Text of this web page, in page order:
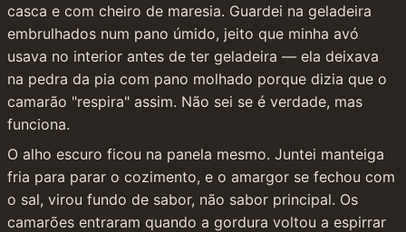
casca e com cheiro de maresia. Guardei na geladeira
embrulhados num pano úmido, jeito que minha avó
usava no interior antes de ter geladeira — ela deixava
na pedra da pia com pano molhado porque dizia que o
camarão "respira" assim. Não sei se é verdade, mas
funciona.
O alho escuro ficou na panela mesmo. Juntei manteiga
fria para parar o cozimento, e o amargor se fechou com
o sal, virou fundo de sabor, não sabor principal. Os
camarões entraram quando a gordura voltou a espirrar